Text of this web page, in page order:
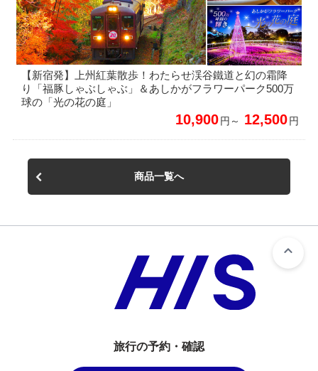
【新宿発】上州紅葉散歩！わたらせ渓谷鐵道と幻の霜降
り「福豚しゃぶしゃぶ」＆あしかがフラワーパーク500万
球の「光の花の庭」
10,900円～ 12,500円
商品一覧へ
旅行の予約・確認